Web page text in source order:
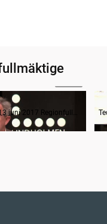
Teckenspråkstolkad 13 juni 2017 Regionfullmäktige